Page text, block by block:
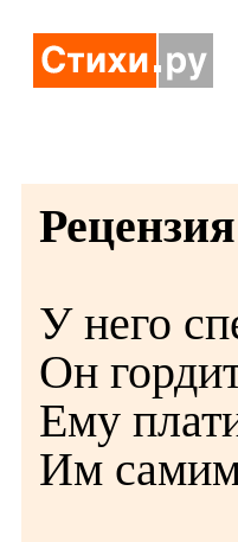
У него
Он
Ему
Им самим